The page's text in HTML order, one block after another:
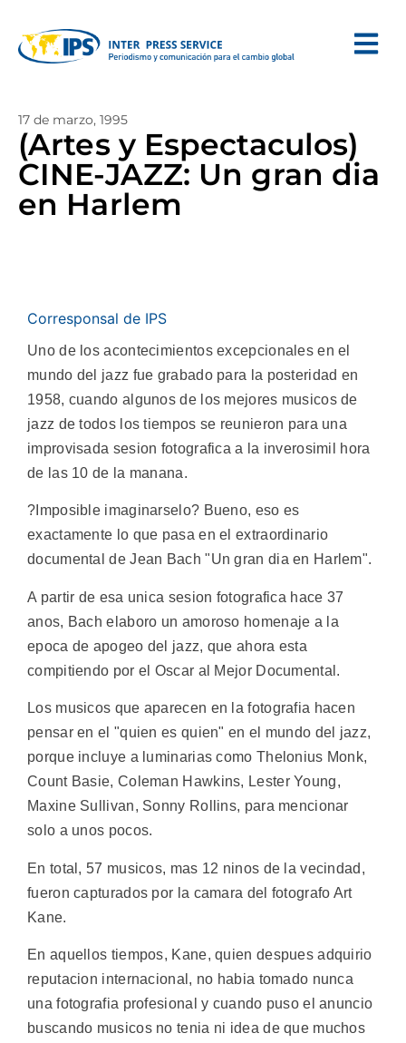
17 de marzo, 1995
(Artes y Espectaculos)
CINE-JAZZ: Un gran dia
en Harlem
Corresponsal de IPS
Uno de los acontecimientos excepcionales en el
mundo del jazz fue grabado para la posteridad en
1958, cuando algunos de los mejores musicos de
jazz de todos los tiempos se reunieron para una
improvisada sesion fotografica a la inverosimil hora
de las 10 de la manana.
?Imposible imaginarselo? Bueno, eso es
exactamente lo que pasa en el extraordinario
documental de Jean Bach "Un gran dia en Harlem".
A partir de esa unica sesion fotografica hace 37
anos, Bach elaboro un amoroso homenaje a la
epoca de apogeo del jazz, que ahora esta
compitiendo por el Oscar al Mejor Documental.
Los musicos que aparecen en la fotografia hacen
pensar en el "quien es quien" en el mundo del jazz,
porque incluye a luminarias como Thelonius Monk,
Count Basie, Coleman Hawkins, Lester Young,
Maxine Sullivan, Sonny Rollins, para mencionar
solo a unos pocos.
En total, 57 musicos, mas 12 ninos de la vecindad,
fueron capturados por la camara del fotografo Art
Kane.
En aquellos tiempos, Kane, quien despues adquirio
reputacion internacional, no habia tomado nunca
una fotografia profesional y cuando puso el anuncio
buscando musicos no tenia ni idea de que muchos